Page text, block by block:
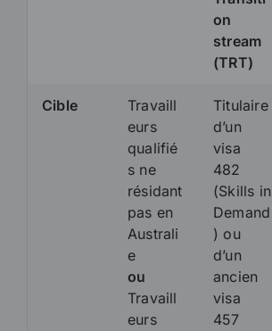
on
stream
(TRT)
Cible
Travaill
eurs
qualifié
s ne
résidant
pas en
Australi
e
ou
Travaill
eurs
Titulaire
d’un
visa
482
(Skills in
Demand
) ou
d’un
ancien
visa
457